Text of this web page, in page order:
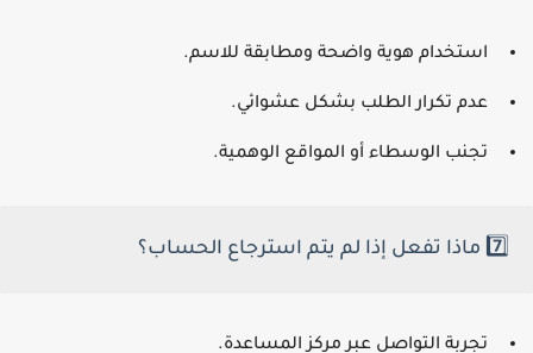
استخدام هوية واضحة ومطابقة للاسم.
عدم تكرار الطلب بشكل عشوائي.
تجنب الوسطاء أو المواقع الوهمية.
7️⃣ ماذا تفعل إذا لم يتم استرجاع الحساب؟
تجربة التواصل عبر مركز المساعدة.